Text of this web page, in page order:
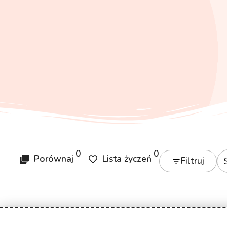
Porównaj 0 Lista życzeń 0
Filtruj